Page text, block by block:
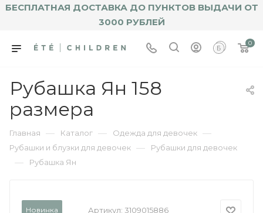
БЕСПЛАТНАЯ ДОСТАВКА ДО ПУНКТОВ ВЫДАЧИ ОТ
3000 РУБЛЕЙ
0
Рубашка Ян 158
размера
Главная — Каталог — Одежда для девочек —
Рубашки и блузки для девочек — Рубашки для девочек
— Рубашка Ян
Новинка Артикул: 3109015886